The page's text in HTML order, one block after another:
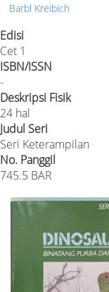
Barbl Kreibich
Edisi
Cet 1
ISBN/ISSN
-
Deskripsi Fisik
24 hal
Judul Seri
Seri Keterampilan
No. Panggil
745.5 BAR